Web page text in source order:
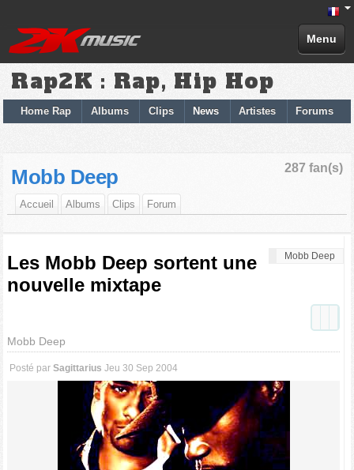
Menu
Rap2K : Rap, Hip Hop
Home Rap Albums Clips News Artistes Forums
287 fan(s)
Mobb Deep
Accueil Albums Clips Forum
Mobb Deep
Les Mobb Deep sortent une
nouvelle mixtape
Mobb Deep
Posté parSagittarius Jeu 30 Sep 2004